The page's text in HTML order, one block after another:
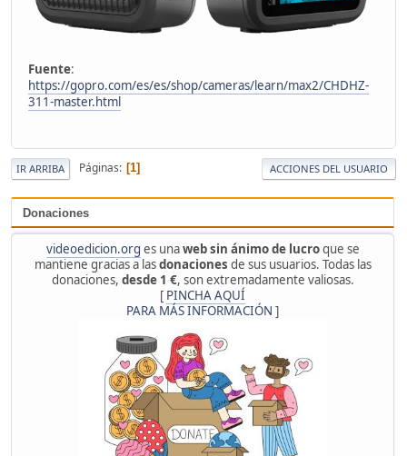
Donaciones
videoedicion.org es unaweb sin ánimo de lucroque se
mantiene gracias a lasdonaciones de sus usuarios. Todas las
donaciones, desde 1 €, son extremadamente valiosas.
[ PINCHA AQUÍ
PARA MÁS INFORMACIÓN ]
Fuente:
https://gopro.com/es/es/shop/cameras/learn/max2/CHDHZ-
311-master.html
IR ARRIBA Páginas 1 ACCIONES DEL USUARIO